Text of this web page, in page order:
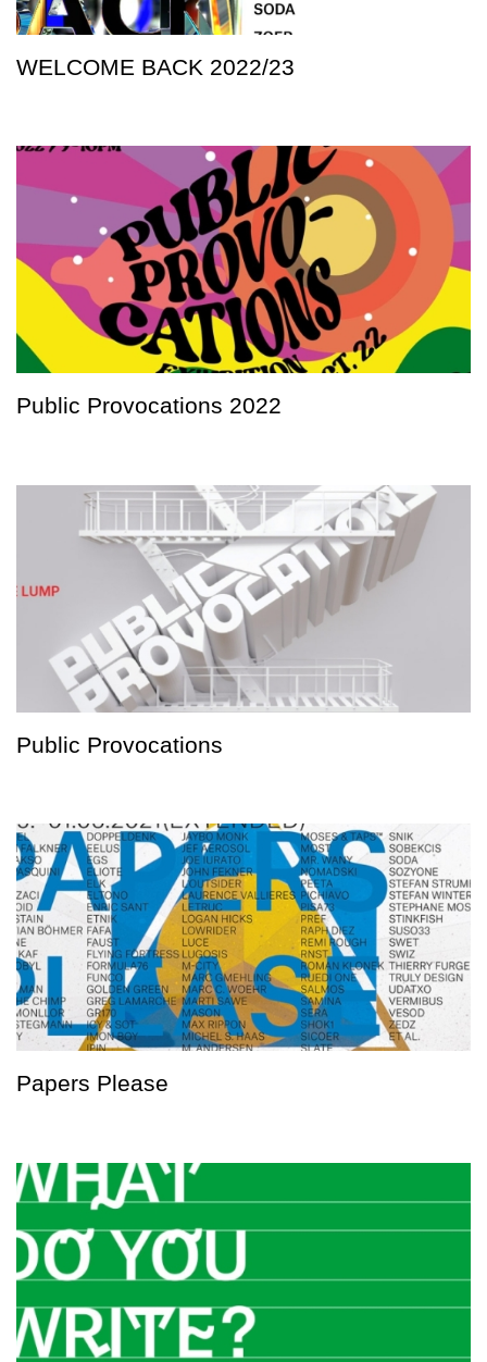
WELCOME BACK 2022/23
Public Provocations 2022
Public Provocations
Papers Please